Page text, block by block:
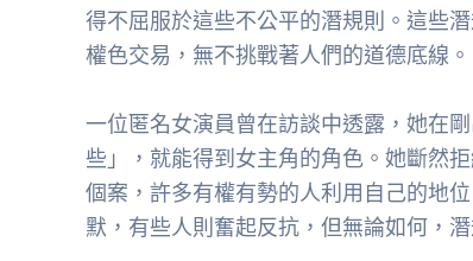
得不屈服於這些不公平的潛規則。這些
權色交易，無不挑戰著人們的道德底線。
一位匿名女演員曾在訪談中透露，她在
些」，就能得到女主角的角色。她斷然
個案，許多有權有勢的人利用自己的地
默，有些人則奮起反抗，但無論如何，